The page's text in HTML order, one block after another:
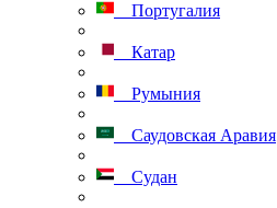
Португалия
Катар
Румыния
Саудовская Аравия
Судан